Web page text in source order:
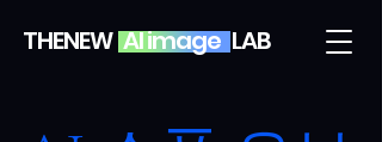
THENEW AI image LAB